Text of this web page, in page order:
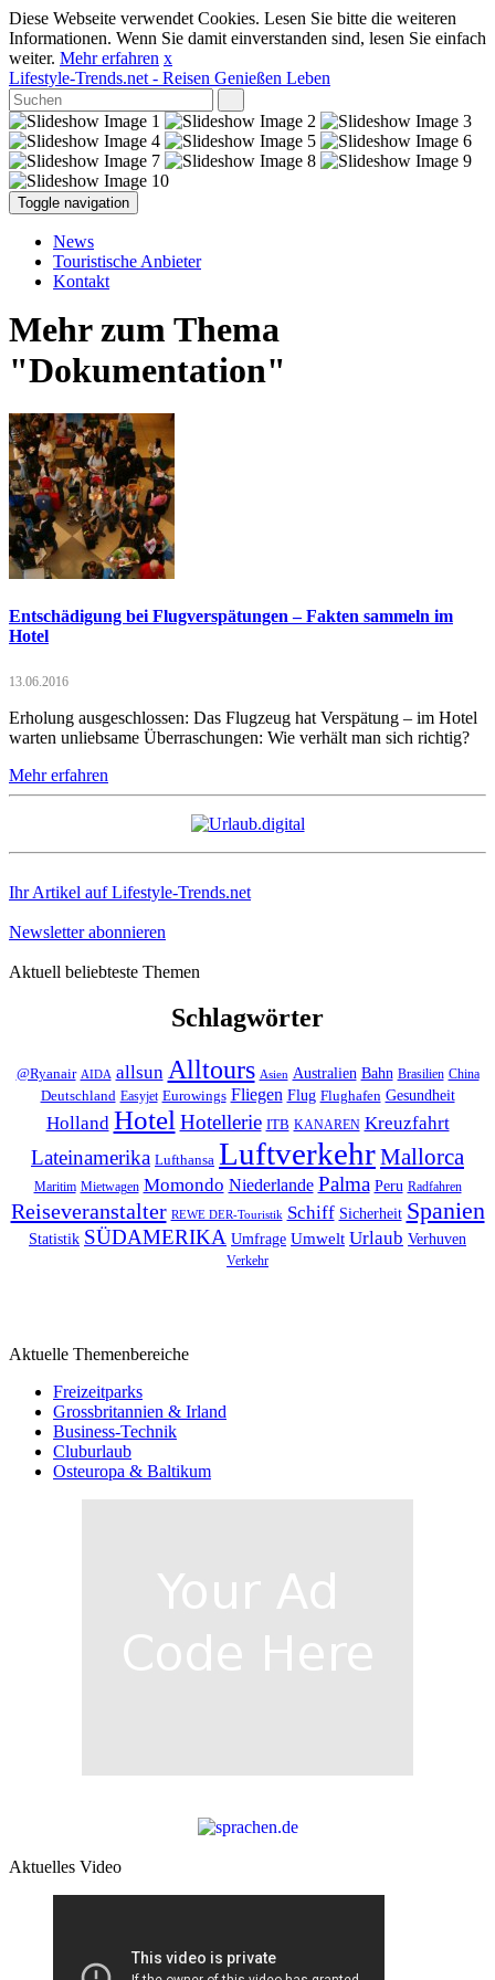
Diese Webseite verwendet Cookies. Lesen Sie bitte die weiteren
Informationen. Wenn Sie damit einverstanden sind, lesen Sie einfach
weiter. Mehr erfahren x
Lifestyle-Trends.net - Reisen Genießen Leben
Toggle navigation
News
Touristische Anbieter
Kontakt
Mehr zum Thema
"Dokumentation"
Entschädigung bei Flugverspätungen – Fakten sammeln im
Hotel
13.06.2016
Erholung ausgeschlossen: Das Flugzeug hat Verspätung – im Hotel
warten unliebsame Überraschungen: Wie verhält man sich richtig?
Mehr erfahren
Ihr Artikel auf Lifestyle-Trends.net
Newsletter abonnieren
Aktuell beliebteste Themen
Schlagwörter
@Ryanair AIDA allsun Alltours Asien Australien Bahn Brasilien China
Deutschland Easyjet Eurowings Fliegen Flug Flughafen Gesundheit
Holland Hotel Hotellerie ITB KANAREN Kreuzfahrt
Lateinamerika Lufthansa LuftverkehrMallorca
Maritim Mietwagen Momondo Niederlande Palma Peru Radfahren
Reiseveranstalter REWE DER-Touristik Schiff Sicherheit Spanien
Statistik SÜDAMERIKA Umfrage Umwelt Urlaub Verhuven
Verkehr
Aktuelle Themenbereiche
Freizeitparks
Grossbritannien & Irland
Business-Technik
Cluburlaub
Osteuropa & Baltikum
Aktuelles Video